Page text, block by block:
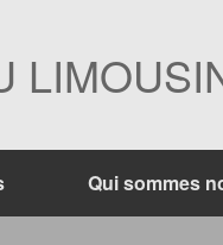
Qui sommes